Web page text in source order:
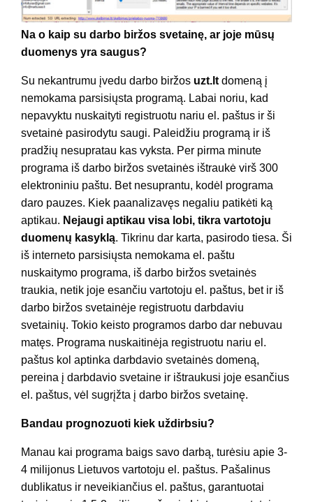
Na o kaip su darbo biržos svetainę, ar joje mūsų
duomenys yra saugus?
Su nekantrumu įvedu darbo biržos uzt.lt domeną į
nemokama parsisiųsta programą. Labai noriu, kad
nepavyktu nuskaityti registruotu nariu el. paštus ir ši
svetainė pasirodytu saugi. Paleidžiu programą ir iš
pradžių nesupratau kas vyksta. Per pirma minute
programa iš darbo biržos svetainės ištraukė virš 300
elektroniniu paštu. Bet nesuprantu, kodėl programa
daro pauzes. Kiek paanalizavęs negaliu patikėti ką
aptikau. Nejaugi aptikau visa lobi, tikra vartotoju
duomenų kasyklą. Tikrinu dar karta, pasirodo tiesa. Ši
iš interneto parsisiųsta nemokama el. paštu
nuskaitymo programa, iš darbo biržos svetainės
traukia, netik joje esančiu vartotoju el. paštus, bet ir iš
darbo biržos svetainėje registruotu darbdaviu
svetainių. Tokio keisto programos darbo dar nebuvau
matęs. Programa nuskaitinėja registruotu nariu el.
paštus kol aptinka darbdavio svetainės domeną,
pereina į darbdavio svetaine ir ištraukusi joje esančius
el. paštus, vėl sugrįžta į darbo biržos svetainę.
Bandau prognozuoti kiek uždirbsiu?
Manau kai programa baigs savo darbą, turėsiu apie 3-
4 milijonus Lietuvos vartotoju el. paštus. Pašalinus
dublikatus ir neveikiančius el. paštus, garantuotai